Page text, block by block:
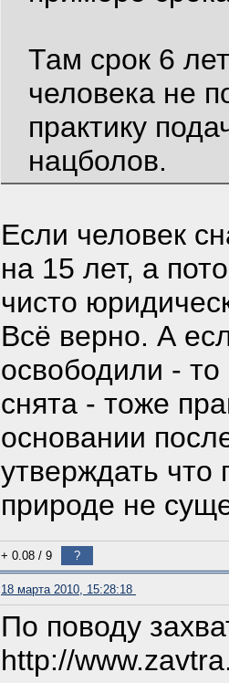
Там срок 6
человека не
практику
нацболов.
Если человек
на 15 лет, а
чисто
Всё верно. А
освободили -
снята - тоже
основании
утверждать что
природе не
+ 0.08 / 9 ?
18 марта 2010, 15:28:18
По поводу
http://